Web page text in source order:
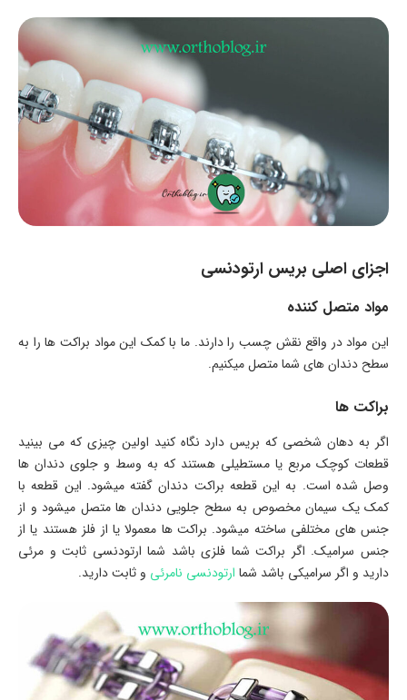
اجزای اصلی بریس ارتودنسی
مواد متصل کننده
این مواد در واقع نقش چسب را دارند. ما با کمک این مواد براکت ها را به
سطح دندان های شما متصل میکنیم.
براکت ها
اگر به دهان شخصی که بریس دارد نگاه کنید اولین چیزی که می بینید
قطعات کوچک مربع یا مستطیلی هستند که به وسط و جلوی دندان ها
وصل شده است. به این قطعه براکت دندان گفته میشود. این قطعه با
کمک یک سیمان مخصوص به سطح جلویی دندان ها متصل میشود و از
جنس های مختلفی ساخته میشود. براکت ها معمولا یا از فلز هستند یا از
جنس سرامیک. اگر براکت شما فلزی باشد شما ارتودنسی ثابت و مرئی
دارید و اگر سرامیکی باشد شما ارتودنسی نامرئی و ثابت دارید.